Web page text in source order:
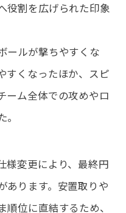
役割を広げられた印象
ールが撃ちやすくな
すくなったほか、スピ
ーム全体での攻めやロ
様変更により、最終円
あります。安置取りや
位に直結するため、